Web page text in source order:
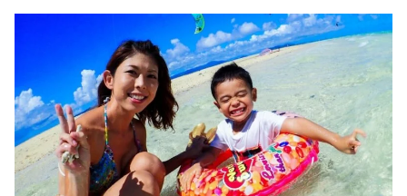
3 石垣島で6才から楽しめるアクティビティ
⑥SUP（サップ）ツアー/カヤックツアー
石垣島で8才・9才・10才以上から楽しめるアクテ
ィビティ
⑦体験ダイビング
⑧パラセーリング
⑨トレッキング（西表島）
5 石垣島で1才・2才から楽しめるアクティビティ